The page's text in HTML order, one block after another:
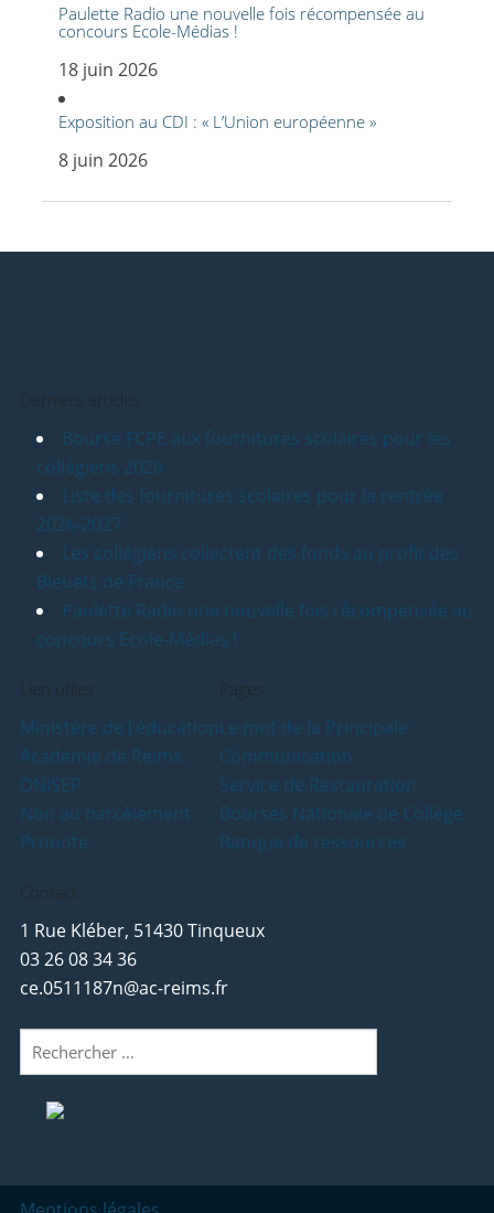
Paulette Radio une nouvelle fois récompensée au
concours Ecole-Médias !
18 juin 2026
Exposition au CDI : « L’Union européenne »
8 juin 2026
Derniers articles
Bourse FCPE aux fournitures scolaires pour les
collégiens 2026
Liste des fournitures scolaires pour la rentrée
2026-2027
Les collégiens collectent des fonds au profit des
Bleuets de France
Paulette Radio une nouvelle fois récompensée au
concours Ecole-Médias !
Lien utiles
Ministère de l’éducation
Académie de Reims
ONISEP
Non au harcèlement
Pronote
Pages
Le mot de la Principale
Communication
Service de Restauration
Bourses Nationale de Collège
Banque de ressources
Contact
1 Rue Kléber, 51430 Tinqueux
03 26 08 34 36
ce.0511187n@ac-reims.fr
Rechercher
: